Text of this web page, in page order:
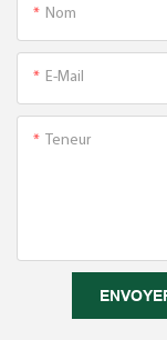
Nom
E-Mail
Teneur